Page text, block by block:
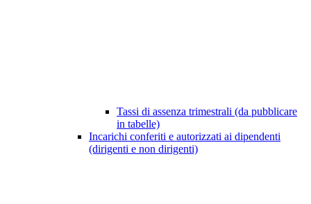
Tassi di assenza trimestrali (da pubblicare
in tabelle)
Incarichi conferiti e autorizzati ai dipendenti
(dirigenti e non dirigenti)